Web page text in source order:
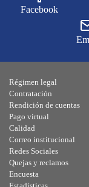
Facebook
Régimen legal
Contratación
Rendición de cuentas
Pago virtual
Calidad
Correo institucional
Redes Sociales
Quejas y reclamos
Encuesta